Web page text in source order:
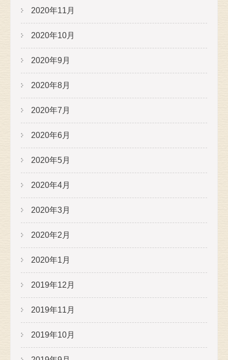
2020年11月
2020年10月
2020年9月
2020年8月
2020年7月
2020年6月
2020年5月
2020年4月
2020年3月
2020年2月
2020年1月
2019年12月
2019年11月
2019年10月